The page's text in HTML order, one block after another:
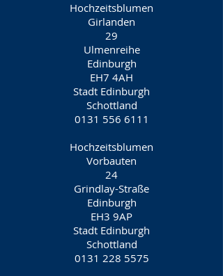
Hochzeitsblumen
Girlanden
29
Ulmenreihe
Edinburgh
EH7 4AH
Stadt Edinburgh
Schottland
0131 556 6111
Hochzeitsblumen
Vorbauten
24
Grindlay-Straße
Edinburgh
EH3 9AP
Stadt Edinburgh
Schottland
0131 228 5575